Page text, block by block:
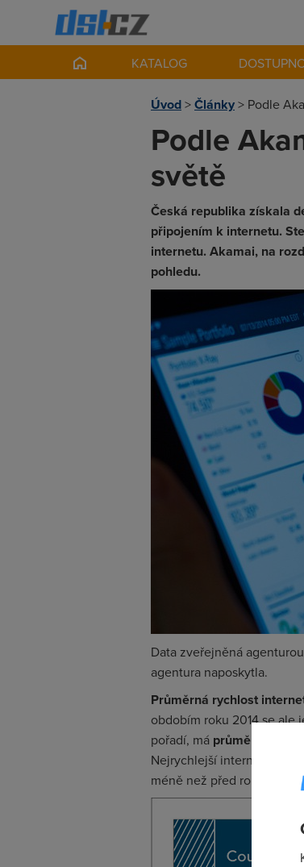
KATALOG
Úvod>Články> Podle
Podle
světě
Česká republika získala
připojením k internetu.
internetu. Akamai, na
pohledu.
Data zveřejněná agenturou
agentura naposkytla.
Průměrná rychlost
obdobím roku 2014 se ale
pořadí, má průměrnou
Nejrychlejší internet na
méně než před rokem.